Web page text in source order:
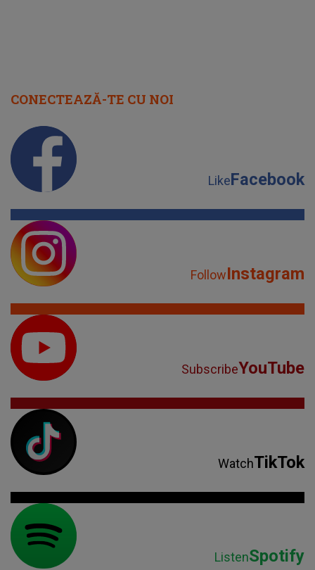
CONECTEAZĂ-TE CU NOI
LikeFacebook
FollowInstagram
SubscribeYouTube
WatchTikTok
ListenSpotify